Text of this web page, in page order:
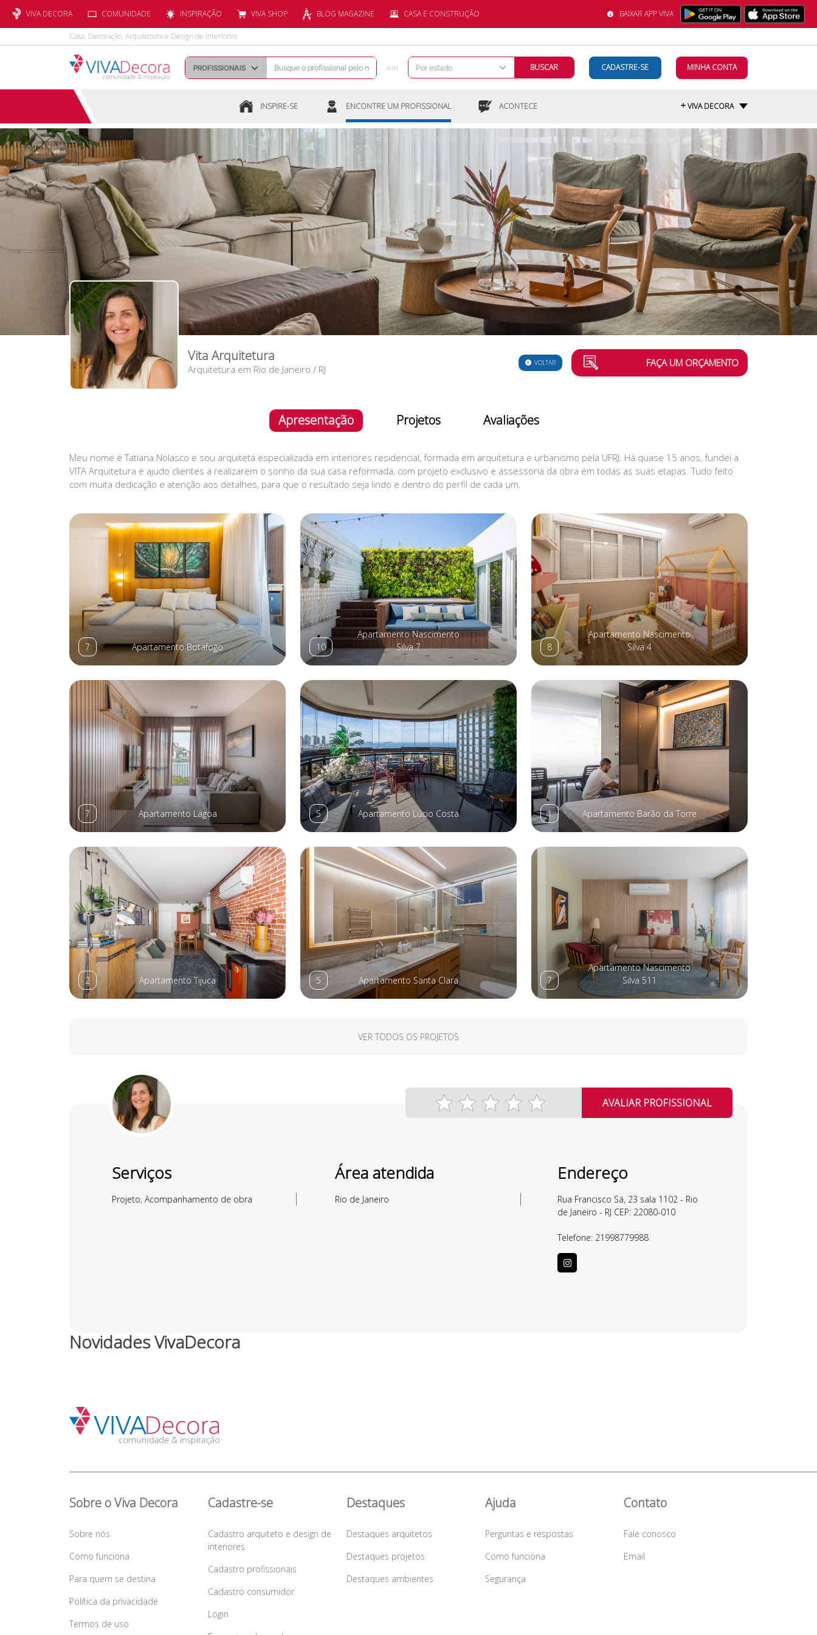
VIVA DECORA COMUNIDADE INSPIRAÇÃO VIVA SHOP BLOG MAGAZINE CASA E CONSTRUÇÃO BAIXAR APP VIVA
Casa, Decoração, Arquitetura e Design de Interiores
em BUSCAR CADASTRE-SE MINHA CONTA
INSPIRE-SE ENCONTRE UM PROFISSIONAL ACONTECE +VIVA DECORA
Vita Arquitetura
Arquitetura em Rio de Janeiro / RJ
VOLTAR FAÇA UM ORÇAMENTO
Apresentação Projetos Avaliações
Meu nome é Tatiana Nolasco e sou arquiteta especializada em interiores residencial, formada em arquitetura e urbanismo pela UFRJ. Há quase 15 anos, fundei a
VITA Arquitetura e ajudo clientes a realizarem o sonho da sua casa reformada, com projeto exclusivo e assessoria da obra em todas as suas etapas. Tudo feito
com muita dedicação e atenção aos detalhes, para que o resultado seja lindo e dentro do perfil de cada um.
7 Apartamento Botafogo 10
Apartamento Nascimento
Silva 7
8
Apartamento Nascimento
Silva 4
7 Apartamento Lagoa 5 Apartamento Lúcio Costa 1 Apartamento Barão da Torre
2 Apartamento Tijuca 5 Apartamento Santa Clara 7
Apartamento Nascimento
Silva 511
VER TODOS OS PROJETOS
AVALIAR PROFISSIONAL
Serviços
Projeto, Acompanhamento de obra
Área atendida
Rio de Janeiro
Endereço
Rua Francisco Sá, 23 sala 1102 - Rio
de Janeiro - RJ CEP: 22080-010
Telefone: 21998779988
Novidades VivaDecora
Sobre o Viva Decora
Sobre nós
Como funciona
Para quem se destina
Política da privacidade
Termos de uso
Cadastre-se
Cadastro arquiteto e design de
interiores
Cadastro profissionais
Cadastro consumidor
Login
Destaques
Destaques arquitetos
Destaques projetos
Destaques ambientes
Ajuda
Perguntas e respostas
Como funciona
Segurança
Contato
Fale conosco
Email